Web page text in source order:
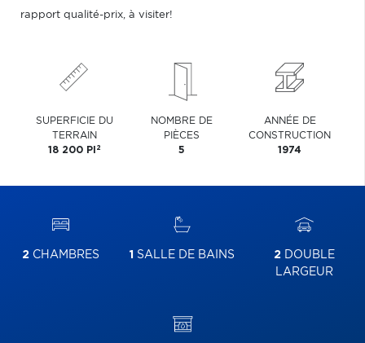
rapport qualité-prix, à visiter!
SUPERFICIE DU
TERRAIN
18 200 PI 2
NOMBRE DE
PIÈCES
5
ANNÉE DE
CONSTRUCTION
1974
2 CHAMBRES 1 SALLE DE BAINS 2DOUBLE
LARGEUR